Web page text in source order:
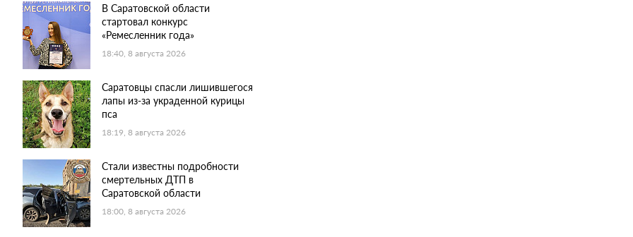
В Саратовской области
стартовал конкурс
«Ремесленник года»
18:40, 8 августа 2026
Саратовцы спасли лишившегося
лапы из-за украденной курицы
пса
18:19, 8 августа 2026
Стали известны подробности
смертельных ДТП в
Саратовской области
18:00, 8 августа 2026